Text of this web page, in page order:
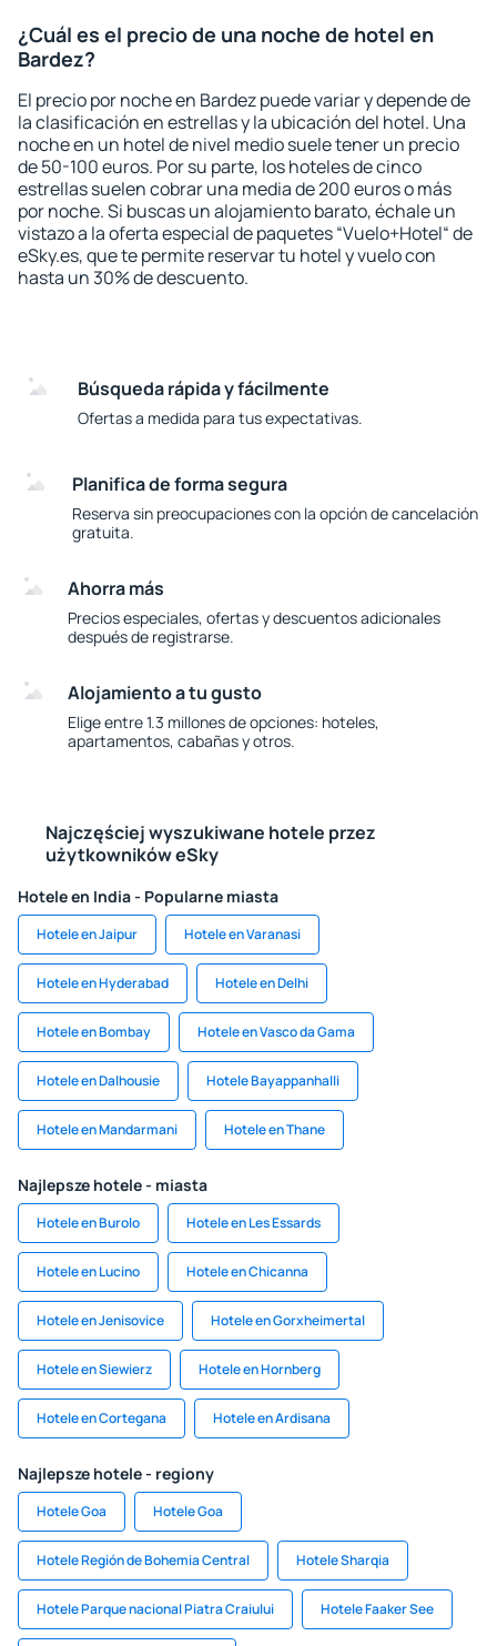
¿Cuál es el precio de una noche de hotel en
Bardez?
El precio por noche en Bardez puede variar y depende de
la clasificación en estrellas y la ubicación del hotel. Una
noche en un hotel de nivel medio suele tener un precio
de 50-100 euros. Por su parte, los hoteles de cinco
estrellas suelen cobrar una media de 200 euros o más
por noche. Si buscas un alojamiento barato, échale un
vistazo a la oferta especial de paquetes “Vuelo+Hotel“ de
eSky.es, que te permite reservar tu hotel y vuelo con
hasta un 30% de descuento.
Búsqueda rápida y fácilmente
Ofertas a medida para tus expectativas.
Planifica de forma segura
Reserva sin preocupaciones con la opción de cancelación
gratuita.
Ahorra más
Precios especiales, ofertas y descuentos adicionales
después de registrarse.
Alojamiento a tu gusto
Elige entre 1.3 millones de opciones: hoteles,
apartamentos, cabañas y otros.
Najczęściej wyszukiwane hotele przez
użytkowników eSky
Hotele en India - Popularne miasta
Hotele en Jaipur Hotele en Varanasi
Hotele en Hyderabad Hotele en Delhi
Hotele en Bombay Hotele en Vasco da Gama
Hotele en Dalhousie Hotele Bayappanhalli
Hotele en Mandarmani Hotele en Thane
Najlepsze hotele - miasta
Hotele en Burolo Hotele en Les Essards
Hotele en Lucino Hotele en Chicanna
Hotele en Jenisovice Hotele en Gorxheimertal
Hotele en Siewierz Hotele en Hornberg
Hotele en Cortegana Hotele en Ardisana
Najlepsze hotele - regiony
Hotele Goa Hotele Goa
Hotele Región de Bohemia Central Hotele Sharqia
Hotele Parque nacional Piatra Craiului Hotele Faaker See